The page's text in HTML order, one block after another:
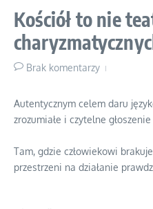
Kościół to nie
Brak komentarzy
Autentycznym celem daru
zrozumiałe i czytelne głoszenie
Tam, gdzie człowiekowi
przestrzeni na działanie